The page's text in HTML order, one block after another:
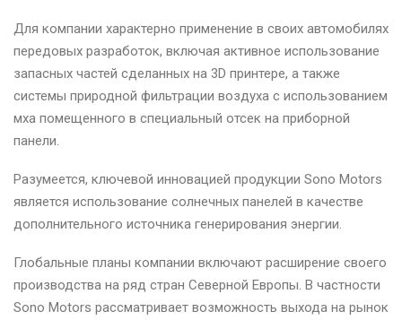
Для компании характерно применение в своих автомобилях
передовых разработок, включая активное использование
запасных частей сделанных на 3D принтере, а также
системы природной фильтрации воздуха с использованием
мха помещенного в специальный отсек на приборной
панели.
Разумеется, ключевой инновацией продукции Sono Motors
является использование солнечных панелей в качестве
дополнительного источника генерирования энергии.
Глобальные планы компании включают расширение своего
производства на ряд стран Северной Европы. В частности
Sono Motors рассматривает возможность выхода на рынок